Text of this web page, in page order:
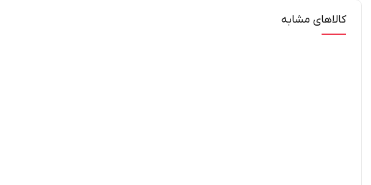
کالاهای مشابه